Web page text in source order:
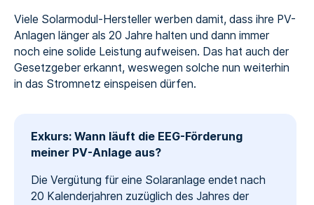
Viele Solarmodul-Hersteller werben damit, dass ihre PV-
Anlagen länger als 20 Jahre halten und dann immer
noch eine solide Leistung aufweisen. Das hat auch der
Gesetzgeber erkannt, weswegen solche nun weiterhin
in das Stromnetz einspeisen dürfen.
Exkurs: Wann läuft die EEG-Förderung
meiner PV-Anlage aus?
Die Vergütung für eine Solaranlage endet nach
20 Kalenderjahren zuzüglich des Jahres der